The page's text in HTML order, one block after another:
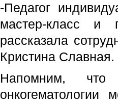
-Педагог
мастер-класс и
рассказала
Кристина Славная.
Напомним, что